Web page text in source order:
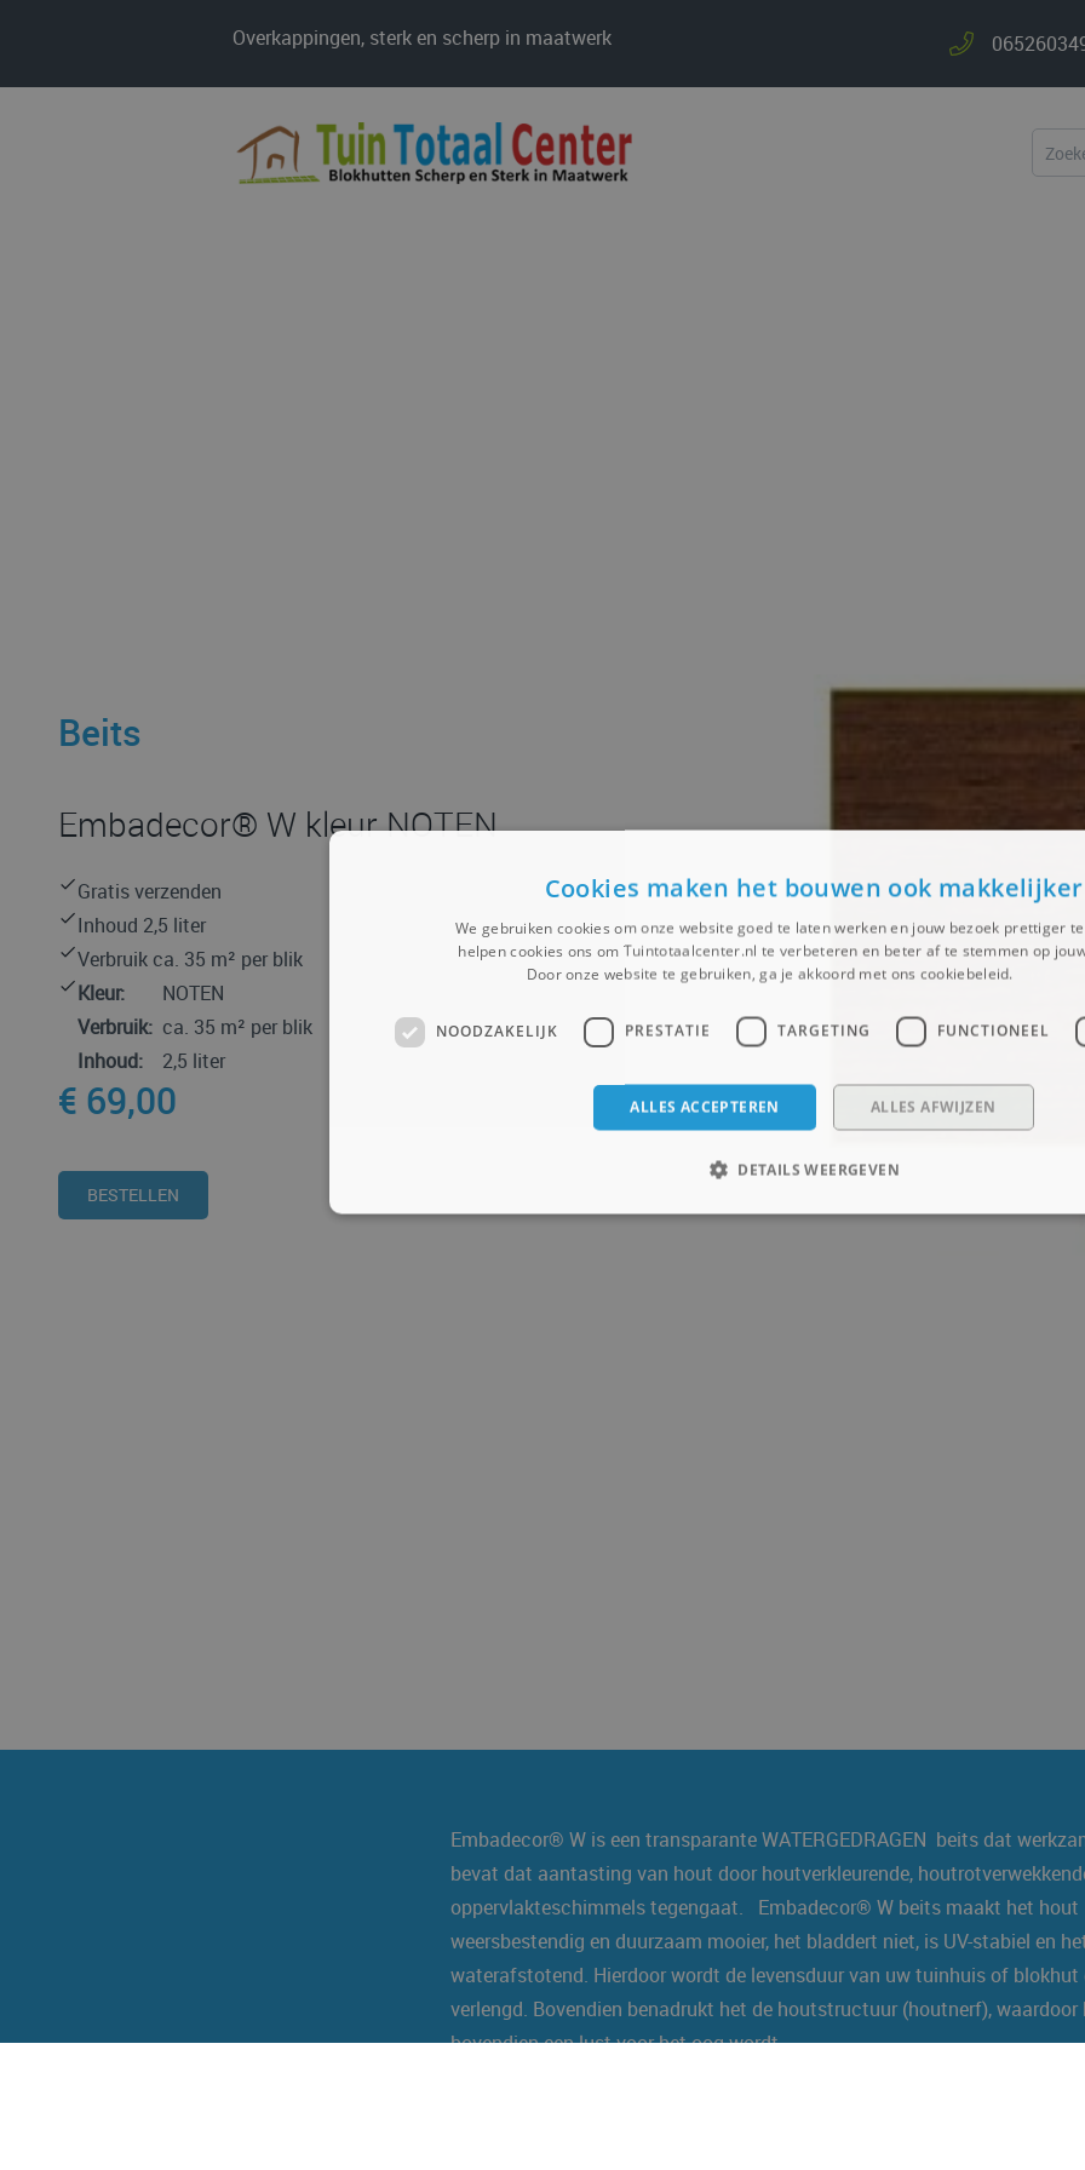
Overkappingen, sterk en scherp in maatwerk
Beits
Embadecor® W kleur NOTEN
Gratis verzenden
Inhoud 2,5 liter
Verbruik ca. 35 m² per blik
Kleur:
NOTEN
Verbruik: ca. 35 m² per blik
Inhoud:
2,5 liter
€ 69,00
BESTELLEN
Embadecor® W is een transparante WATERGEDRAGEN beits dat
bevat dat aantasting van hout door houtverkleurende,
oppervlakteschimmels tegengaat. Embadecor® W beits maakt het hout
weersbestendig en duurzaam mooier, het bladdert niet, is UV-stabiel en
waterafstotend. Hierdoor wordt de levensduur van uw tuinhuis of
verlengd. Bovendien benadrukt het de houtstructuur (houtnerf), waardoor
bovendien een lust voor het oog wordt.
Cookies maken het bouwen ook makkelijker
We gebruiken cookies om onze website goed te laten werken en jouw bezoek prettiger
helpen cookies ons om Tuintotaalcenter.nl te verbeteren en beter af te stemmen op
Door onze website te gebruiken, ga je akkoord met ons cookiebeleid.
NOODZAKELIJK PRESTATIE TARGETING FUNCTIONEEL
ALLES ACCEPTEREN ALLES AFWIJZEN
DETAILS WEERGEVEN